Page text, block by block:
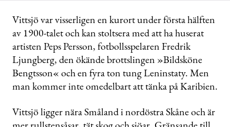
Vittsjö var visserligen en kurort under första hälften
av 1900-talet och kan stoltsera med att ha huserat
artisten Peps Persson, fotbollsspelaren Fredrik
Ljungberg, den ökände brottslingen »Bildsköne
Bengtsson« och en fyra ton tung Leninstaty. Men
man kommer inte omedelbart att tänka på Karibien.
Vittsjö ligger nära Småland i nordöstra Skåne och är